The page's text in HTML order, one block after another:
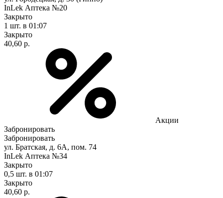
InLek Аптека №20
Закрыто
1 шт. в 01:07
Закрыто
40,60 р.
Акции
Забронировать
Забронировать
ул. Братская, д. 6А, пом. 74
InLek Аптека №34
Закрыто
0,5 шт. в 01:07
Закрыто
40,60 р.